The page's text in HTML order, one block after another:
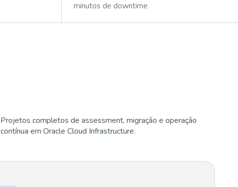
minutos de downtime
Projetos completos de assessment, migração e operação
contínua em Oracle Cloud Infrastructure.